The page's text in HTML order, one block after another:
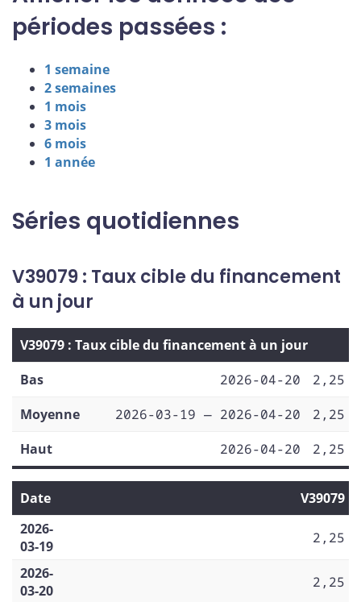
périodes passées :
1 semaine
2 semaines
1 mois
3 mois
6 mois
1 année
Séries quotidiennes
V39079 : Taux cible du financement
à un jour
V39079 : Taux cible du financement à un jour
Bas
2026-04-20
2,25
Moyenne
2026-03-19 — 2026-04-20
2,25
Haut
2026-04-20 2,25
Date
V39079
2026-
03-19
2,25
2026-
03-20
2,25